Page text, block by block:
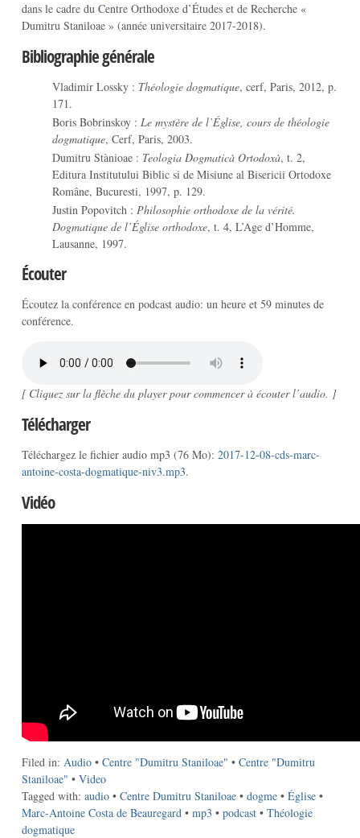
dans le cadre du Centre Orthodoxe d’Études et de Recherche «
Dumitru Staniloae » (année universitaire 2017-2018).
Bibliographie générale
Vladimir Lossky : Théologie dogmatique, cerf, Paris, 2012, p.
171.
Boris Bobrinskoy : Le mystère de l’Église, cours de théologie
dogmatique, Cerf, Paris, 2003.
Dumitru Stànioae : Teologia Dogmaticà Ortodoxà, t. 2,
Editura Institutului Biblic si de Misiune al Bisericii Ortodoxe
Române, Bucuresti, 1997, p. 129.
Justin Popovitch : Philosophie orthodoxe de la vérité.
Dogmatique de l’Église orthodoxe, t. 4, L’Age d’Homme,
Lausanne, 1997.
Écouter
Écoutez la conférence en podcast audio: un heure et 59 minutes de
conférence.
[ Cliquez sur la flèche du player pour commencer à écouter l’audio. ]
Télécharger
Téléchargez le fichier audio mp3 (76 Mo): 2017-12-08-cds-marc-
antoine-costa-dogmatique-niv3.mp3.
Vidéo
Filed in: Audio• Centre "Dumitru Staniloae" • Centre "Dumitru
Staniloae" • Video
Tagged with: audio• Centre Dumitru Staniloae• dogme• Église•
Marc-Antoine Costa de Beauregard• mp3 • podcast• Théologie
dogmatique